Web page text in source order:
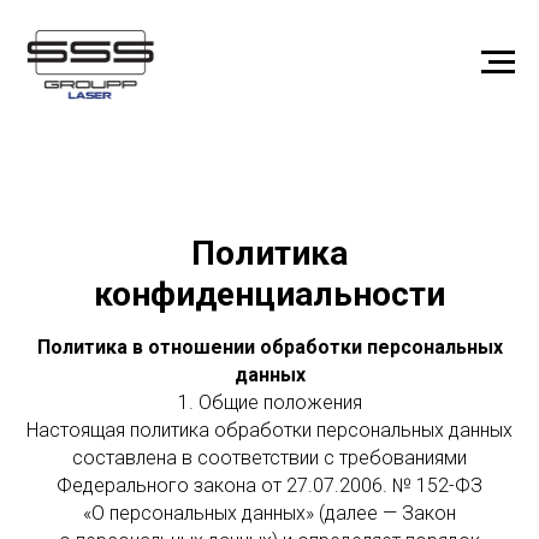
Политика
конфиденциальности
Политика в отношении обработки персональных
данных
1. Общие положения
Настоящая политика обработки персональных данных
составлена в соответствии с требованиями
Федерального закона от 27.07.2006. № 152-ФЗ
«О персональных данных» (далее — Закон